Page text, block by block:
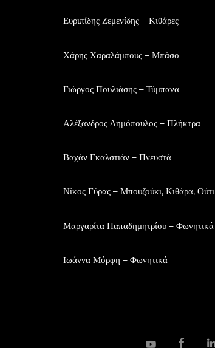
Ευριπίδης Ζεμενίδης – Κιθάρες
Χάρης Χαραλάμπους – Μπάσο
Γιώργος Πουλιάσης – Τύμπανα
Αλέξανδρος Δημόπουλος – Πλήκτρα
Βαχάν Γκαλστιάν – Πνευστά
Νίκος Γύρας – Μπουζούκι, Κιθάρα, Ούτι
Μαργαρίτα Παπαδημητρίου – Φωνητικά
Ιωάννα Μόρφη – Φωνητικά